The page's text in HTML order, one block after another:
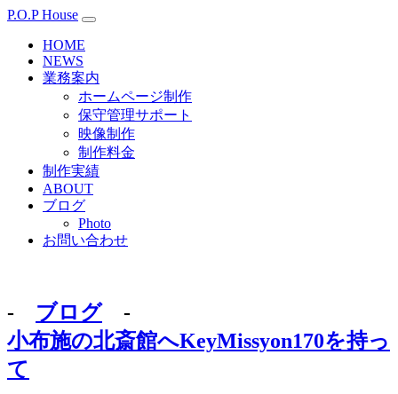
P.O.P House
HOME
NEWS
業務案内
ホームページ制作
保守管理サポート
映像制作
制作料金
制作実績
ABOUT
ブログ
Photo
お問い合わせ
- ブログ-
小布施の北斎館へKeyMissyon170を持っ
て